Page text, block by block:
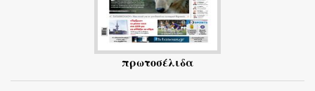
πρωτοσέλιδα